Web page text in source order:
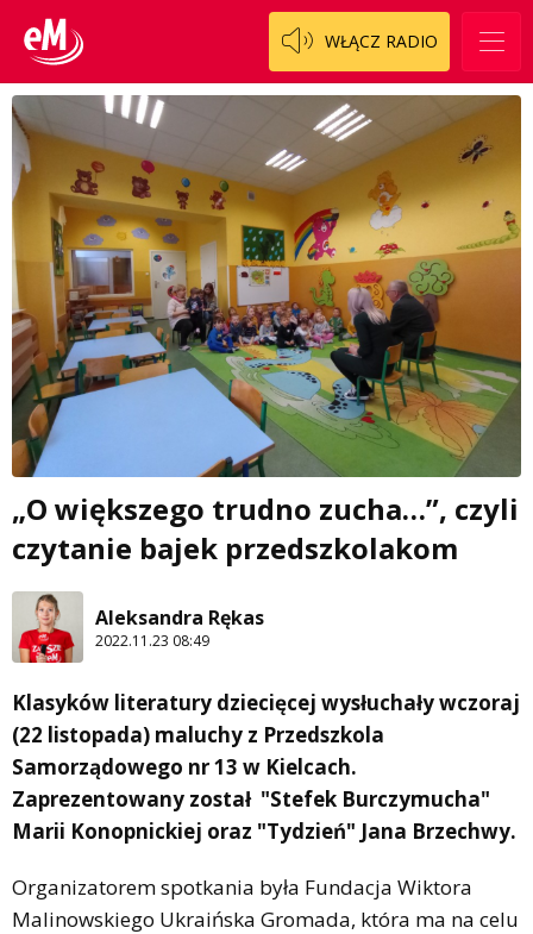
WŁĄCZ RADIO
„O większego trudno zucha…”, czyli
czytanie bajek przedszkolakom
Aleksandra Rękas
2022.11.23 08:49
Klasyków literatury dziecięcej wysłuchały wczoraj
(22 listopada) maluchy z Przedszkola
Samorządowego nr 13 w Kielcach.
Zaprezentowany został "Stefek Burczymucha"
Marii Konopnickiej oraz "Tydzień" Jana Brzechwy.
Organizatorem spotkania była Fundacja Wiktora
Malinowskiego Ukraińska Gromada, która ma na celu